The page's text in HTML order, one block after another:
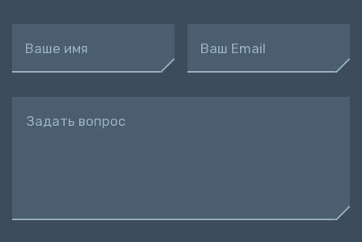
Ваше имя Ваш Email
Задать вопрос